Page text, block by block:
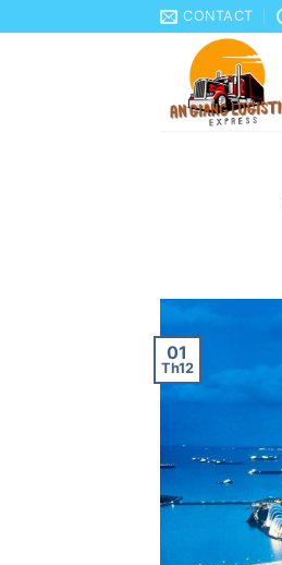
to
CONTACT
01
Th12